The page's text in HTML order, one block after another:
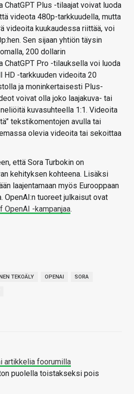
ChatGPT Plus -tilaajat voivat luoda
videota 480p-tarkkuudella, mutta
videoita kuukaudessa riittää, voi
Sen sijaan yhtiön täysin
200 dollarin
ChatGPT Pro -tilauksella voi luoda
HD -tarkkuuden videoita 20
ja moninkertaisesti Plus-
voivat olla joko laajakuva- tai
kuvasuhteella 1:1. Videoita
tekstikomentojen avulla tai
olevia videoita tai sekoittaa
että Sora Turbokin on
kehityksen kohteena. Lisäksi
laajentamaan myös Eurooppaan
OpenAI:n tuoreet julkaisut ovat
OpenAI -kampanjaa.
TEKOÄLY OPENAI SORA
artikkelia foorumilla
puolella toistakseksi pois